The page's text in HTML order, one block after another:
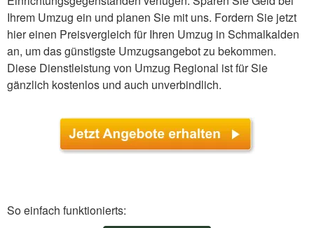
Ihrem Umzug ein und planen Sie mit uns. Fordern Sie jetzt
hier einen Preisvergleich für Ihren Umzug in Schmalkalden
an, um das günstigste Umzugsangebot zu bekommen.
Diese Dienstleistung von Umzug Regional ist für Sie
gänzlich kostenlos und auch unverbindlich.
So einfach funktionierts: